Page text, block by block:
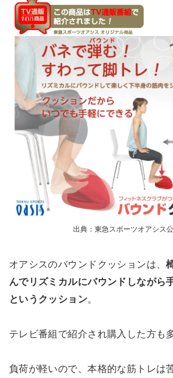
出典：東急スポーツオアシス
オアシスのバウンドクッションは、
んでリズミカルにバウンドしながら
というクッション。
テレビ番組で紹介され購入した方も
負荷が軽いので、本格的な筋トレは